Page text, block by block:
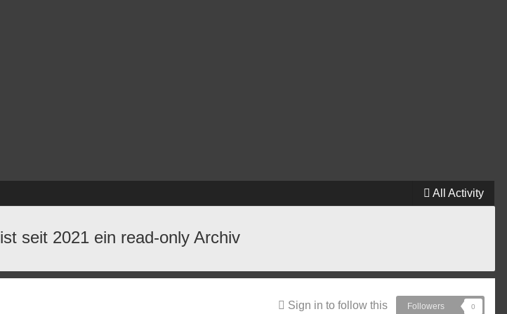
All Activity
ist seit 2021 ein read-only Archiv
Sign in to follow this Followers 0